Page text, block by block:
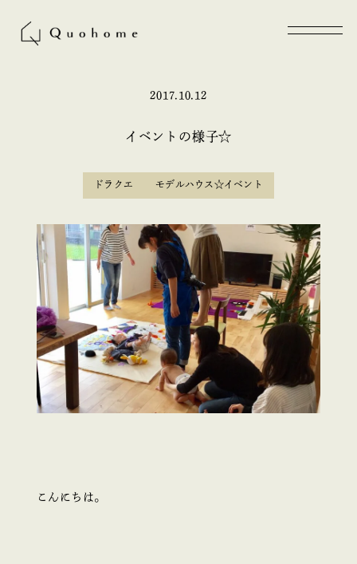
2017.10.12
イベントの様子☆
ドラクエ モデルハウス☆イベント
こんにちは。